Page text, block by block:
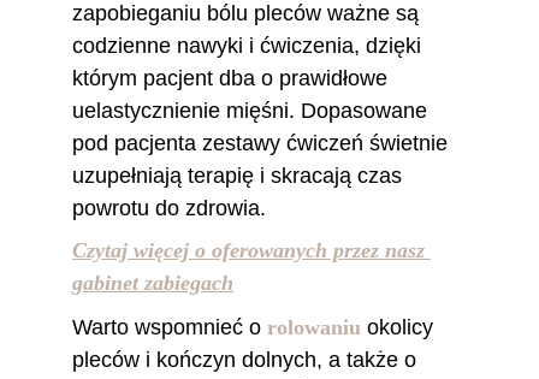
zapobieganiu bólu pleców ważne są
codzienne nawyki i ćwiczenia, dzięki
którym pacjent dba o prawidłowe
uelastycznienie mięśni. Dopasowane
pod pacjenta zestawy ćwiczeń świetnie
uzupełniają terapię i skracają czas
powrotu do zdrowia.
Czytaj więcej o oferowanych przez nasz
gabinet zabiegach
Warto wspomnieć o rolowaniu okolicy
pleców i kończyn dolnych, a także o